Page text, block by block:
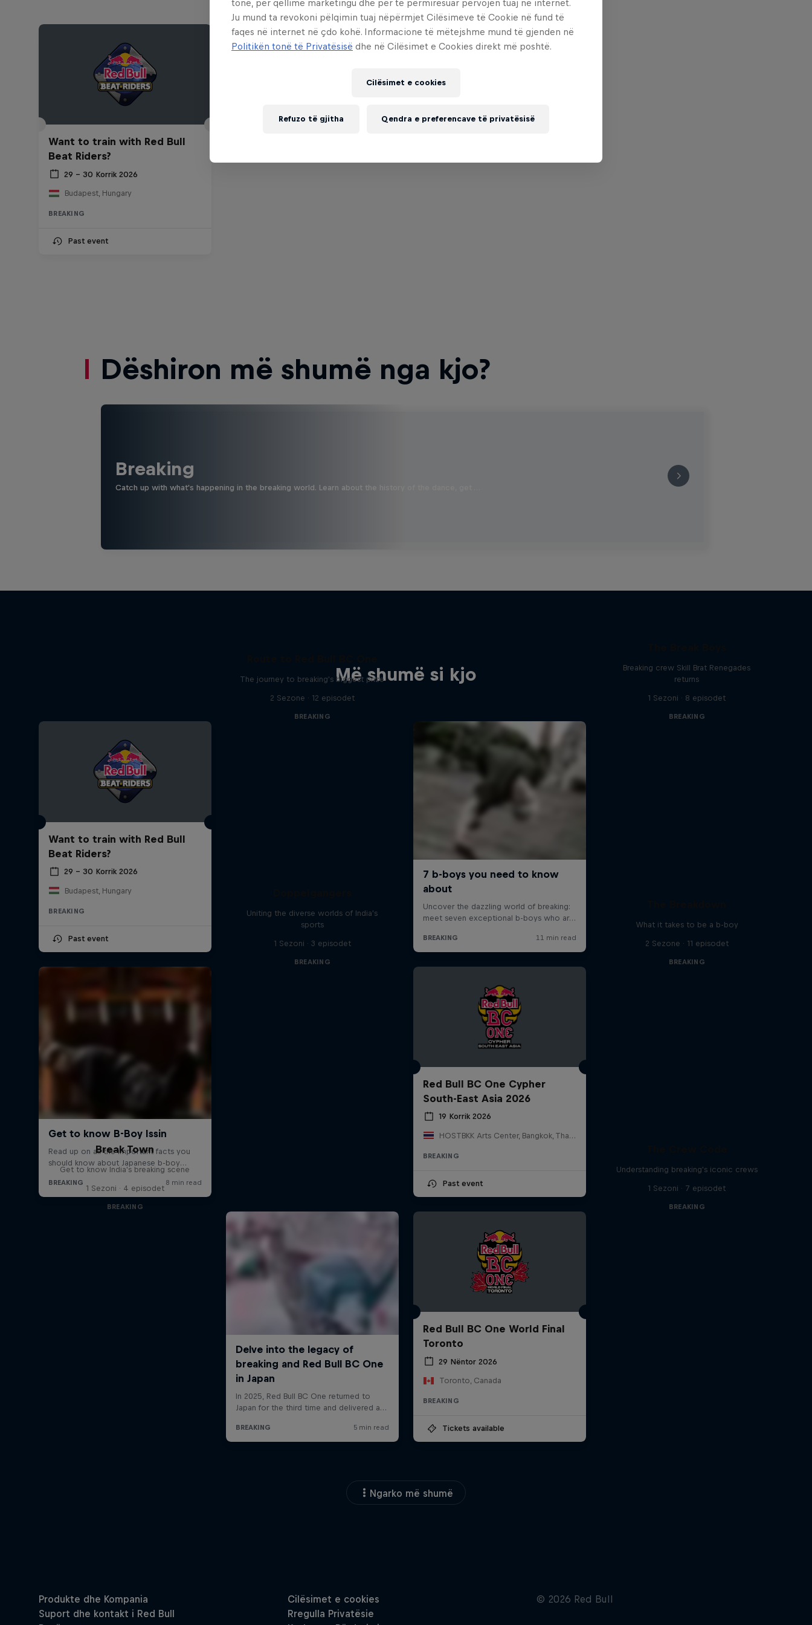
Want to train with Red Bull
Beat Riders?
29 – 30 Korrik 2026
Budapest, Hungary
BREAKING
Past event
Dëshiron më shumë nga kjo?
Breaking
Catch up with what's happening in the breaking world. Learn about the history of the dance, get …
Më shumë si kjo
Want to train with Red Bull
Beat Riders?
29 – 30 Korrik 2026
Budapest, Hungary
BREAKING
Past event
The journey to breaking's biggest prize
2 Sezone · 12 episodet
BREAKING
Breaking crew Skill Brat Renegades
returns
1 Sezoni · 8 episodet
BREAKING
Uniting the diverse worlds of India's
sports
1 Sezoni · 3 episodet
BREAKING
Red Bull BC One Cypher
South-East Asia 2026
19 Korrik 2026
HOSTBKK Arts Center, Bangkok, Thailand
BREAKING
Past event
What it takes to be a b-boy
2 Sezone · 11 episodet
BREAKING
Break Town
Get to know India's breaking scene
1 Sezoni · 4 episodet
BREAKING
Red Bull BC One World Final
Toronto
29 Nëntor 2026
Toronto, Canada
BREAKING
Tickets available
Understanding breaking's iconic crews
1 Sezoni · 7 episodet
BREAKING
Ngarko më shumë
tonë, për qëllime marketingu dhe për të përmirësuar përvojën tuaj në internet.
Ju mund ta revokoni pëlqimin tuaj nëpërmjet Cilësimeve të Cookie në fund të
faqes në internet në çdo kohë. Informacione të mëtejshme mund të gjenden në
Politikën tonë të Privatësisë dhe në Cilësimet e Cookies direkt më poshtë.
Cilësimet e cookies
Refuzo të gjitha Qendra e preferencave të privatësisë